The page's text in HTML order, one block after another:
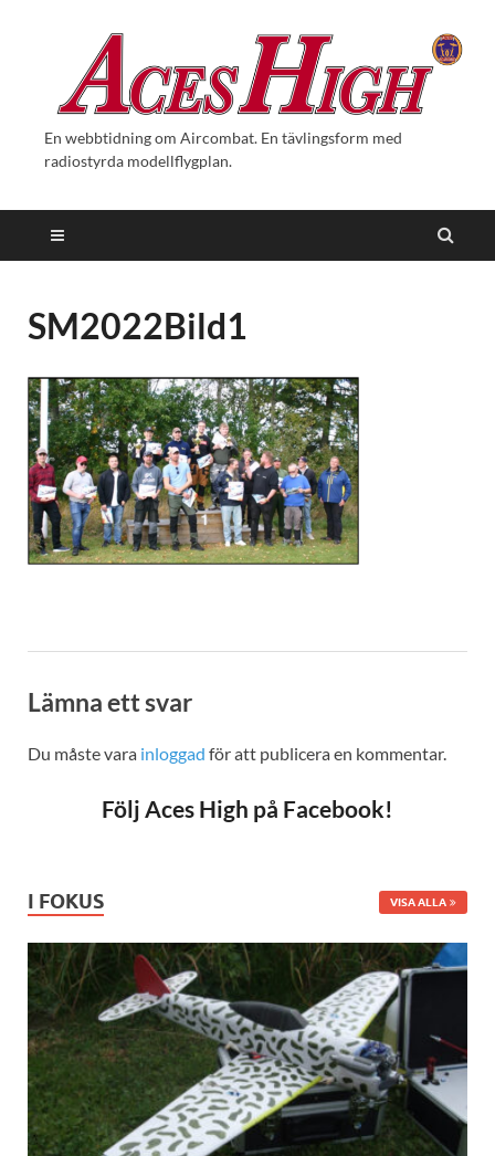
En webbtidning om Aircombat. En tävlingsform med
radiostyrda modellflygplan.
SM2022Bild1
Lämna ett svar
Du måste vara inloggad för att publicera en kommentar.
Följ Aces High på Facebook!
I FOKUS VISA ALLA